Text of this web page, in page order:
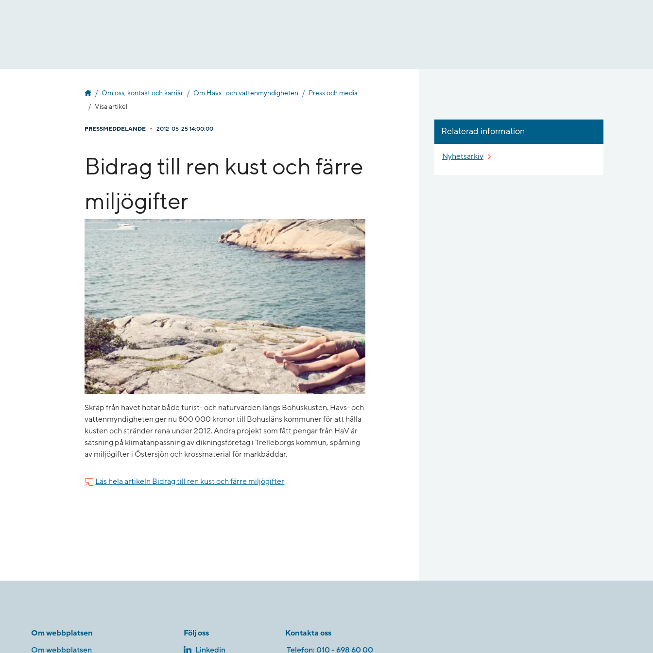
Om oss, kontakt och karriär Om Havs- och vatten­myndigheten
Press och media
Visa artikel
PRESSMEDDELANDE • 2012-05-25 14:00:00
Bidrag till ren kust och färre
miljögifter
Skräp från havet hotar både turist- och naturvärden längs Bohuskusten. Havs- och
vattenmyndigheten ger nu 800 000 kronor till Bohusläns kommuner för att hålla
kusten och stränder rena under 2012. Andra projekt som fått pengar från HaV är
satsning på klimatanpassning av dikningsföretag i Trelleborgs kommun, spårning
av miljögifter i Östersjön och krossmaterial för markbäddar.
Läs hela artikeln Bidrag till ren kust och färre miljögifter
Relaterad information
Nyhetsarkiv
Om webbplatsen
Om webbplatsen
Följ oss
Linkedin
Kontakta oss
Telefon: 010 - 698 60 00